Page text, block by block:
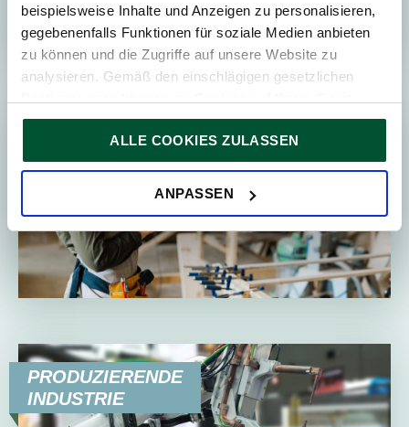
beispielsweise Inhalte und Anzeigen zu personalisieren,
gegebenenfalls Funktionen für soziale Medien anbieten
zu können und die Zugriffe auf unsere Website zu
analysieren. Gemäß den einschlägigen gesetzlichen
speichern, wenn diese für den Betrieb unserer Website
unbedingt notwendig sind. Für alle anderen Cookie-Typen
ersuchen wir um Ihre Einwilligung.
Sie können Ihre Einwilligung jederzeit in der
ALLE COOKIES ZULASSEN
ANPASSEN
GEWERBE &
PRODUZIERENDE
INDUSTRIE